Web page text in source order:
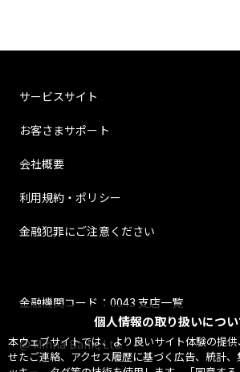
個人情報の取り扱いについ
本ウェブサイトでは、より良いサイト体験の提
せたご連絡、アクセス履歴に基づく広告、統計
サービスサイト
お客さまサポート
会社概要
利用規約・ポリシー
金融犯罪にご注意ください
金融機関コード：0043 支店一覧
@ Minna Bank, Ltd.